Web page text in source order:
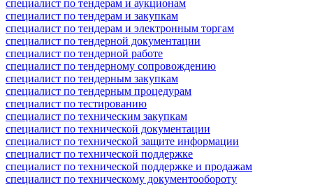
специалист по тендерам и аукционам
специалист по тендерам и закупкам
специалист по тендерам и электронным торгам
специалист по тендерной документации
специалист по тендерной работе
специалист по тендерному сопровождению
специалист по тендерным закупкам
специалист по тендерным процедурам
специалист по тестированию
специалист по техническим закупкам
специалист по технической документации
специалист по технической защите информации
специалист по технической поддержке
специалист по технической поддержке и продажам
специалист по техническому документообороту